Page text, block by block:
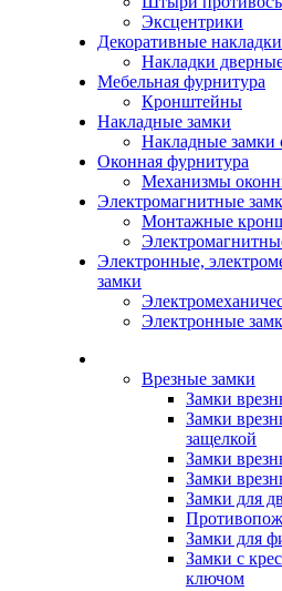
Эксцентрики
Декоративные накладки
Накладки
Мебельная фурнитура
Кронштейны
Накладные замки
Накладные замки
Оконная фурнитура
Механизмы
Электромагнитные
Монтажные
Электронные,
замки
Электронные
Врезные замки
Замки
Замки
защелкой
Замки
Замки
Замки для
Замки для
Замки с
ключом